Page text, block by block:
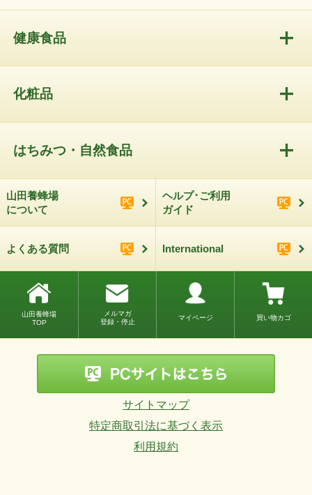
健康食品
化粧品
はちみつ・自然食品
山田養蜂場
について
ヘルプ･ご利用
ガイド
よくある質問 International
山田養蜂場
TOP
メルマガ
登録・停止
マイページ 買い物カゴ
サイトマップ
特定商取引法に基づく表示
利用規約